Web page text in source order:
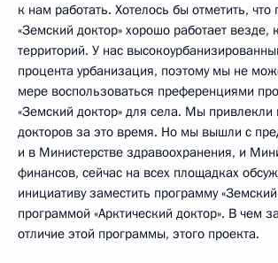
к нам работать. Хотелось бы отметить,
«Земский доктор» хорошо работает везде,
территорий. У нас
процента урбанизация, поэтому мы не
мере воспользоваться преференциями
«Земский доктор» для села. Мы привлекли
докторов за это время. Но мы вышли с
и в Министерстве здравоохранения, и
финансов, сейчас на всех площадках
инициативу заместить программу
программой «Арктический доктор». В чем
отличие этой программы, этого проекта.